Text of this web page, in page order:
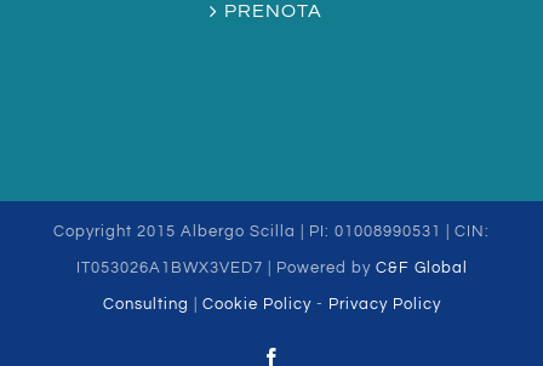
PRENOTA
Copyright 2015 Albergo Scilla | PI: 01008990531 | CIN:
IT053026A1BWX3VED7 | Powered by C&F Global
Consulting Cookie Policy- Privacy Policy